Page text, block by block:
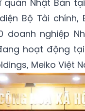
Nhật Bản
Bộ Tài
doanh nghiệp
hoạt động
Meiko Việt